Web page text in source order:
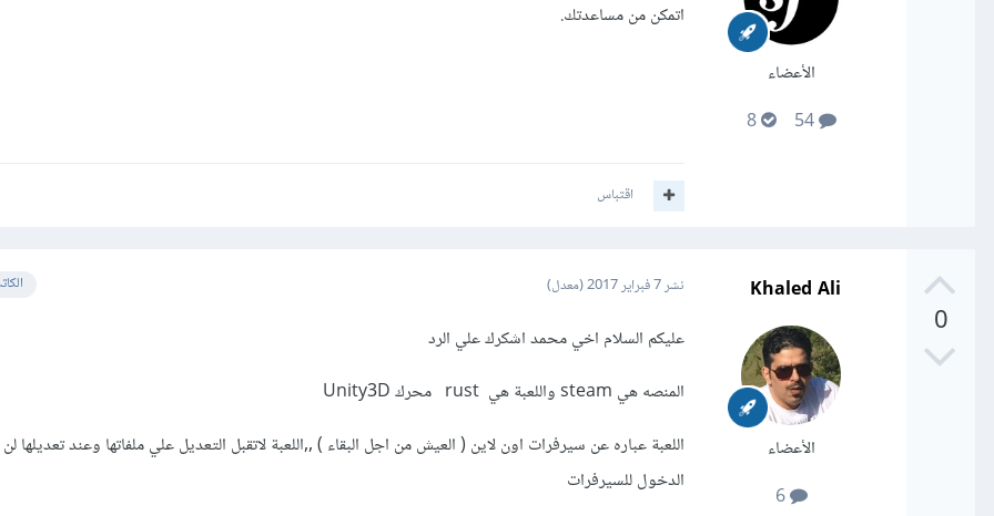
الأعضاء
54
8
اتمكن من مساعدتك.
اقتباس
0
Khaled Ali
الأعضاء
6
نشر7 فبراير 2017 (معدل)
عليكم السلام اخي محمد اشكرك علي الرد
المنصه هي steam واللعبة هي rust محرك Unity3D
اللعبة عباره عن سيرفرات اون لاين ( العيش من اجل البقاء ) ,,اللعبة لاتقبل التعديل علي ملفاتها وعند تعديلها
الدخول للسيرفرات